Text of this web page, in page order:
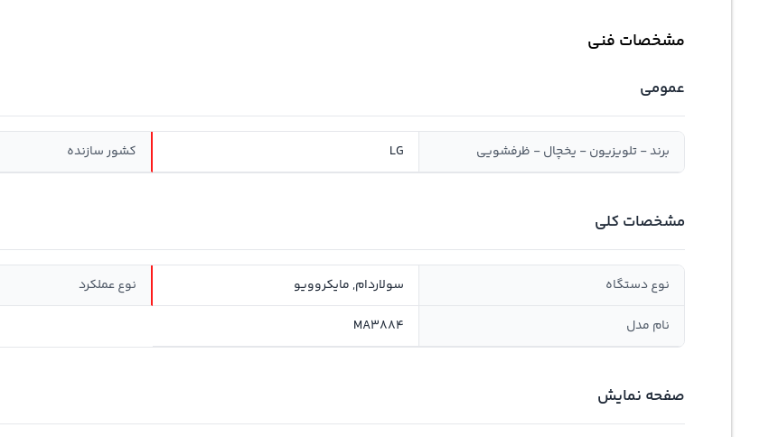
مشخصات فنی
عمومی
برند - تلویزیون - یخچال - ظرفشویی LG کشور سازنده
مشخصات کلی
نوع دستگاه سولاردام, مایکروویو نوع عملکرد
نام مدل MA3884
صفحه نمایش